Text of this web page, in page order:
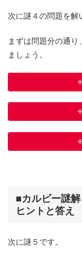
次に謎４の問題を解
まずは問題分の通
ましょう。
■カルビー謎
ヒントと答え
次に謎５です。